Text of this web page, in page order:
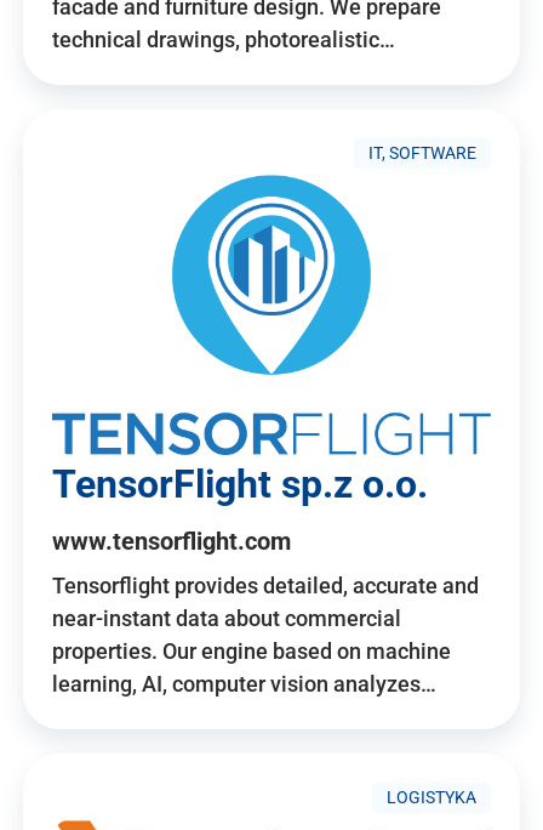
facade and furniture design. We prepare
technical drawings, photorealistic…
IT, SOFTWARE
TensorFlight sp.z o.o.
www.tensorflight.com
Tensorflight provides detailed, accurate and
near-instant data about commercial
properties. Our engine based on machine
learning, AI, computer vision analyzes…
LOGISTYKA